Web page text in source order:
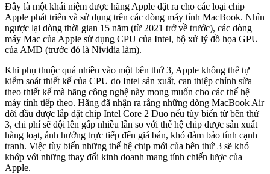
Đây là một khái niệm được hãng Apple đặt ra cho các loại chip
Apple phát triển và sử dụng trên các dòng máy tính MacBook. Nhìn
ngược lại dòng thời gian 15 năm (từ 2021 trở về trước), các dòng
máy Mac của Apple sử dụng CPU của Intel, bộ xử lý đồ họa GPU
của AMD (trước đó là Nividia làm).
Khi phụ thuộc quá nhiều vào một bên thứ 3, Apple không thể tự
kiểm soát thiết kế của CPU do Intel sản xuất, can thiệp chỉnh sửa
theo thiết kế mà hãng công nghệ này mong muốn cho các thế hệ
máy tính tiếp theo. Hãng đã nhận ra rằng những dòng MacBook Air
đời đầu được lắp đặt chip Intel Core 2 Duo nếu tùy biến từ bên thứ
3, chi phí sẽ đội lên gấp nhiều lần so với thế hệ chip được sản xuất
hàng loạt, ảnh hưởng trực tiếp đến giá bán, khó đảm bảo tính cạnh
tranh. Việc tùy biến những thế hệ chip mới của bên thứ 3 sẽ khó
khớp với những thay đổi kinh doanh mang tính chiến lược của
Apple.